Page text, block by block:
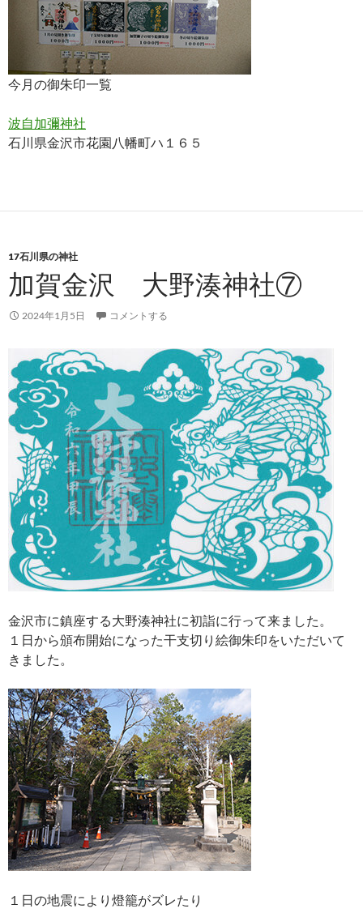
今月の御朱印一覧
波自加彌神社
石川県金沢市花園八幡町ハ１６５
17石川県の神社
加賀金沢 大野湊神社⑦
2024年1月5日 コメントする
金沢市に鎮座する大野湊神社に初詣に行って来ました。
１日から頒布開始になった干支切り絵御朱印をいただいて
きました。
１日の地震により燈籠がズレたり